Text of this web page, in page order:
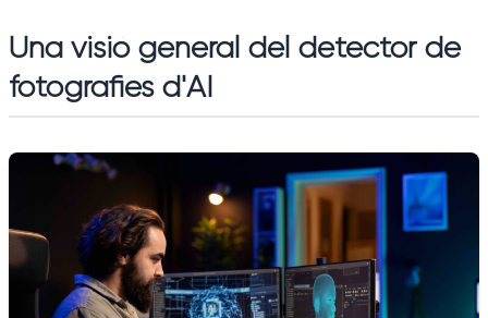
Una visió general del detector de
fotografies d'AI